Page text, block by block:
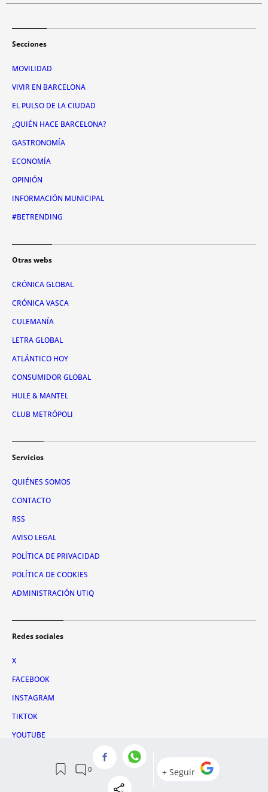
Secciones
MOVILIDAD
VIVIR EN BARCELONA
EL PULSO DE LA CIUDAD
¿QUIÉN HACE BARCELONA?
GASTRONOMÍA
ECONOMÍA
OPINIÓN
INFORMACIÓN MUNICIPAL
#BETRENDING
Otras webs
CRÓNICA GLOBAL
CRÓNICA VASCA
CULEMANÍA
LETRA GLOBAL
ATLÁNTICO HOY
CONSUMIDOR GLOBAL
HULE & MANTEL
CLUB METRÓPOLI
Servicios
QUIÉNES SOMOS
CONTACTO
RSS
AVISO LEGAL
POLÍTICA DE PRIVACIDAD
POLÍTICA DE COOKIES
ADMINISTRACIÓN UTIQ
Redes sociales
X
FACEBOOK
INSTAGRAM
TIKTOK
YOUTUBE